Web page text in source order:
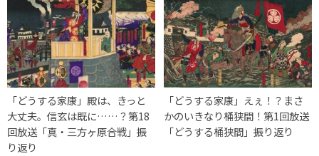
「どうする家康」殿は、きっと
大丈夫。信玄は既に……？第18
回放送「真・三方ヶ原合戦」振
り返り
「どうする家康」えぇ！？まさ
かのいきなり桶狭間！第1回放送
「どうする桶狭間」振り返り